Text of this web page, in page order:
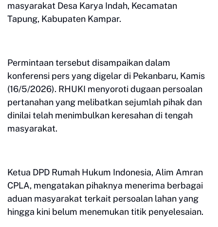
masyarakat Desa Karya Indah, Kecamatan
Tapung, Kabupaten Kampar.
Permintaan tersebut disampaikan dalam
konferensi pers yang digelar di Pekanbaru, Kamis
(16/5/2026). RHUKI menyoroti dugaan persoalan
pertanahan yang melibatkan sejumlah pihak dan
dinilai telah menimbulkan keresahan di tengah
masyarakat.
Ketua DPD Rumah Hukum Indonesia, Alim Amran
CPLA, mengatakan pihaknya menerima berbagai
aduan masyarakat terkait persoalan lahan yang
hingga kini belum menemukan titik penyelesaian.